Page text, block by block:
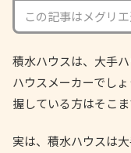
この記事はメグリ
積水ハウスは、大手
ハウスメーカーでし
握している方はそこ
実は、積水ハウスは